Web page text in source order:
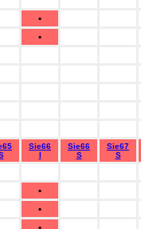
•
•
Sie66
I
Sie66
S
Sie67
S
•
•